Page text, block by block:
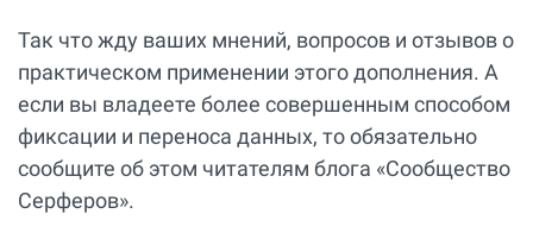
Так что жду ваших мнений, вопросов и отзывов о
практическом применении этого дополнения. А
если вы владеете более совершенным способом
фиксации и переноса данных, то обязательно
сообщите об этом читателям блога «Сообщество
Серферов».